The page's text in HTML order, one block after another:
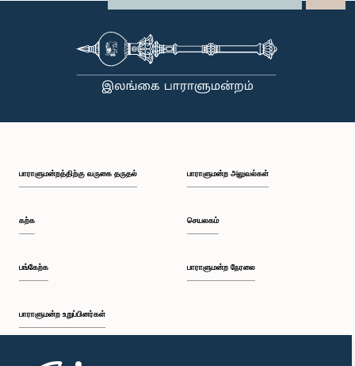
பாராளுமன்றத்திற்கு வருகை தருதல்
கற்க
பங்கேற்க
பாராளுமன்ற உறுப்பினர்கள்
முதற்பக்கம்
பாராளுமன்ற அலுவல்கள்
செயலகம்
பாராளுமன்ற நேரலை